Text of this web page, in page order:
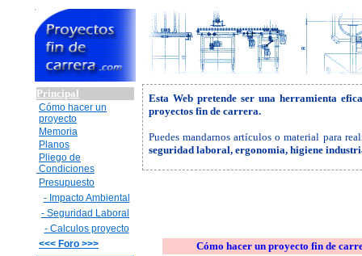
Principal
Cómo hacer un
proyecto
Memoria
Planos
Pliego de
Condiciones
Presupuesto
- Impacto Ambiental
- Seguridad Laboral
- Calculos proyecto
<<< Foro >>>
Esta Web pretende ser una herramienta
proyectos fin de carrera.
Puedes mandarnos artículos o material para
seguridad laboral, ergonomia, higiene
Cómo hacer un proyecto fin de